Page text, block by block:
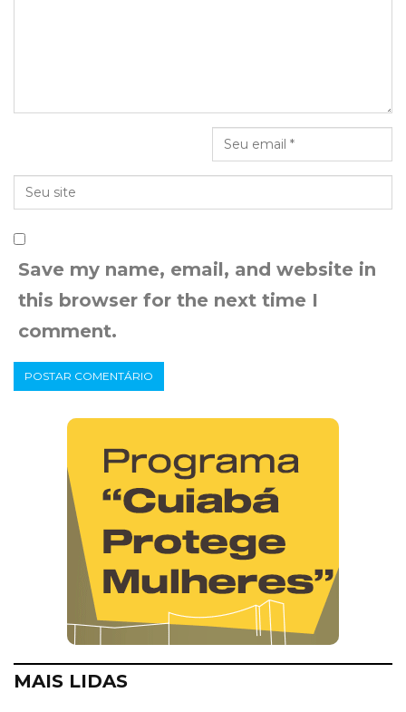
Save my name, email, and website in
this browser for the next time I
comment.
MAIS LIDAS